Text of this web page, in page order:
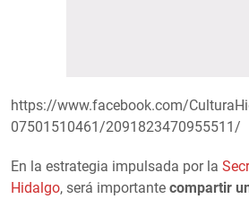
https://www.facebook.com/
07501510461/2091823470955511/
En la estrategia impulsada por la
Hidalgo, será importante compartir